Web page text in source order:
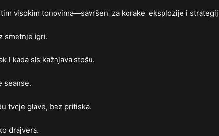
visokim tonovima—savršeni za korake, eksplozije i
smetnje igri.
i kada sis kažnjava stošu.
seanse.
tvoje glave, bez pritiska.
drajvera.